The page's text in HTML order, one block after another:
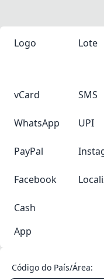
Logo Lote
vCard SMS
WhatsApp UPI
PayPal
Facebook
Cash
App
Código do País/Área: